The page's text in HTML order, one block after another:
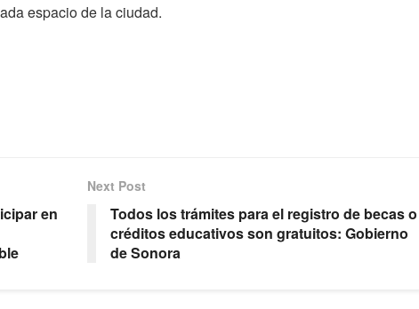
espacio de la ciudad.
en
Next Post
Todos los trámites para el registro de becas o
créditos educativos son gratuitos: Gobierno
de Sonora